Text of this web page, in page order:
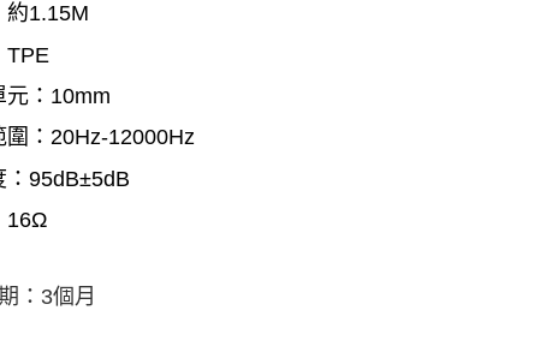
約1.15M
TPE
元：10mm
圍：20Hz-12000Hz
：95dB±5dB
16Ω
：3個月